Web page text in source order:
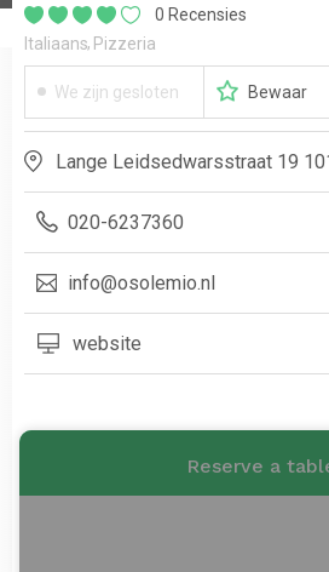
0 Recensies
Italiaans Pizzeria
We zijn gesloten Bewaar
Lange Leidsedwarsstraat 19
020-6237360
info@osolemio.nl
website